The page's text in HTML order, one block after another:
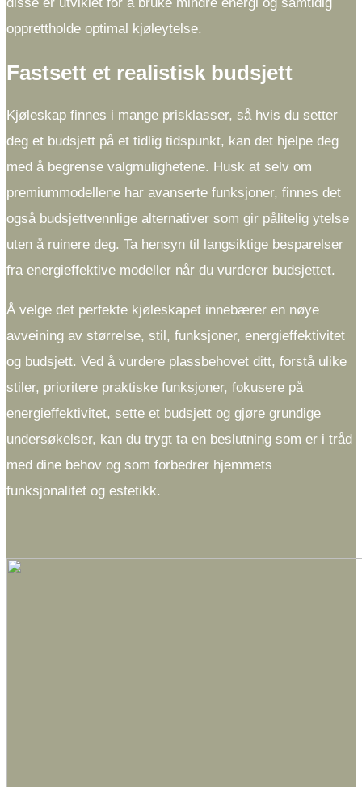
disse er utviklet for å bruke mindre energi og samtidig
opprettholde optimal kjøleytelse.
Fastsett et realistisk budsjett
Kjøleskap finnes i mange prisklasser, så hvis du setter
deg et budsjett på et tidlig tidspunkt, kan det hjelpe deg
med å begrense valgmulighetene. Husk at selv om
premiummodellene har avanserte funksjoner, finnes det
også budsjettvennlige alternativer som gir pålitelig ytelse
uten å ruinere deg. Ta hensyn til langsiktige besparelser
fra energieffektive modeller når du vurderer budsjettet.
Å velge det perfekte kjøleskapet innebærer en nøye
avveining av størrelse, stil, funksjoner, energieffektivitet
og budsjett. Ved å vurdere plassbehovet ditt, forstå ulike
stiler, prioritere praktiske funksjoner, fokusere på
energieffektivitet, sette et budsjett og gjøre grundige
undersøkelser, kan du trygt ta en beslutning som er i tråd
med dine behov og som forbedrer hjemmets
funksjonalitet og estetikk.